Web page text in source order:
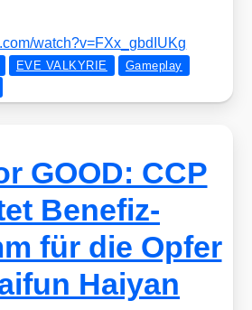
​w​a​t​c​h​?​v​=​F​X​x​_​g​b​d​I​UKg
EVE VALKYRIE
Gameplay
GOOD: CCP
Benefiz-
für die Opfer
Haiyan